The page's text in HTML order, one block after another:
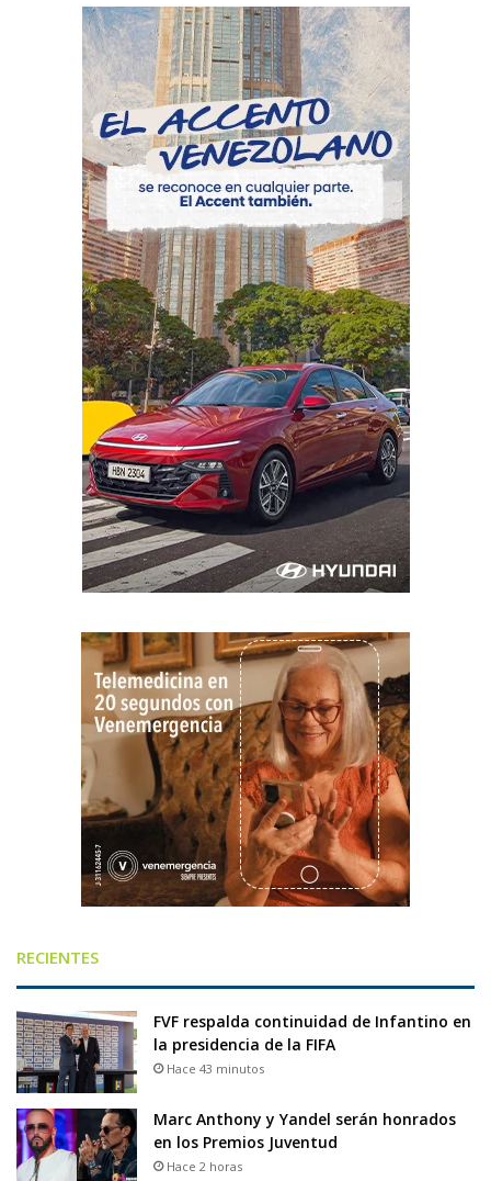
RECIENTES
FVF respalda continuidad de Infantino en
la presidencia de la FIFA
Hace 43 minutos
Marc Anthony y Yandel serán honrados
en los Premios Juventud
Hace 2 horas